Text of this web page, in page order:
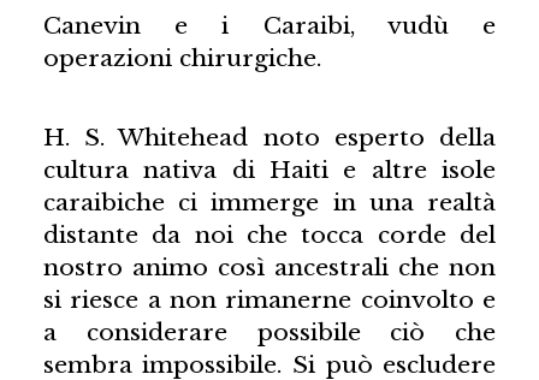
Canevin e i Caraibi, vudù e
operazioni chirurgiche.
H. S. Whitehead noto esperto della
cultura nativa di Haiti e altre isole
caraibiche ci immerge in una realtà
distante da noi che tocca corde del
nostro animo così ancestrali che non
si riesce a non rimanerne coinvolto e
a considerare possibile ciò che
sembra impossibile. Si può escludere